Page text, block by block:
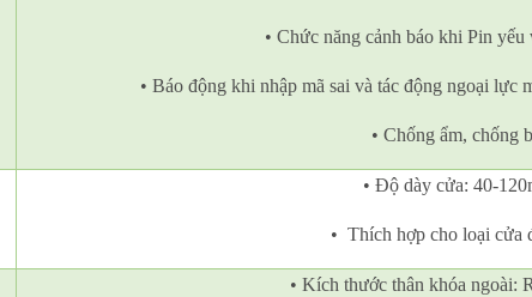
• Chức năng cảnh báo khi Pin
• Báo động khi nhập mã sai và tác động ngoại lực
• Chống ẩm, chống
• Độ dày cửa: 40-
• Thích hợp cho loại cửa
• Kích thước thân khóa ngoài: